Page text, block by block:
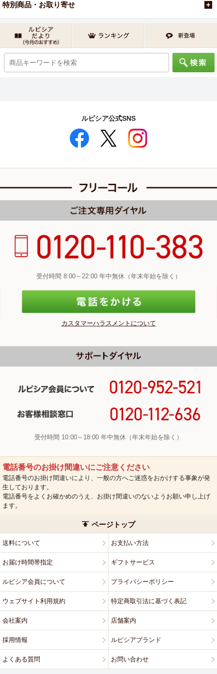
特別商品・お取り寄せ
ルピシア公式SNS
受付時間 8:00～22:00 年中無休（年末年始を除く）
カスタマーハラスメントについて
受付時間 10:00～18:00 年中無休（年末年始を除く）
電話番号のお掛け間違いにご注意ください
電話番号のお掛け間違いにより、一般の方へご迷惑をおかけする事象が発
生しております。
電話番号をよくお確かめのうえ、お掛け間違いのないようお願い申し上げ
ます。
ページトップ
送料について お支払い方法
お届け時間帯指定 ギフトサービス
ルピシア会員について プライバシーポリシー
ウェブサイト利用規約 特定商取引法に基づく表記
会社案内 店舗案内
採用情報 ルピシアブランド
よくある質問 お問い合わせ